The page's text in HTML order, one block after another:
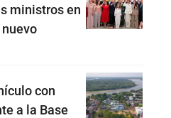
ministros en
con
a la Base